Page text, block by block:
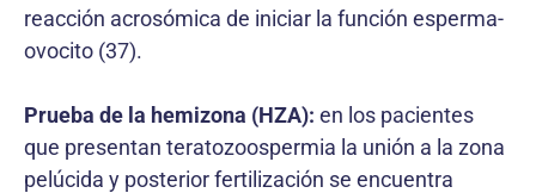
reacción acrosómica de iniciar la función esperma-
ovocito (37).
Prueba de la hemizona (HZA): en los pacientes
que presentan teratozoospermia la unión a la zona
pelúcida y posterior fertilización se encuentra